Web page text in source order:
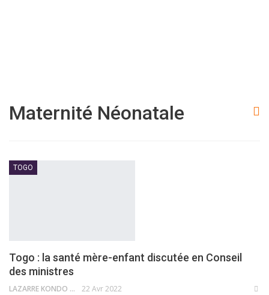
Maternité Néonatale
TOGO
Togo : la santé mère-enfant discutée en Conseil
des ministres
LAZARRE KONDO TOKPOVI 22 Avr 2022